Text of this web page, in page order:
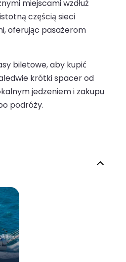
miejscami wzdłuż
częścią sieci
oferując pasażerom
biletowe, aby kupić
krótki spacer od
jedzeniem i zakupu
podróży.